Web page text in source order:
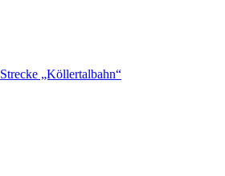
Strecke „Köllertalbahn“